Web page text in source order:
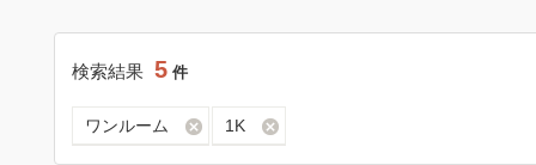
検索結果 5 件
ワンルーム 1K